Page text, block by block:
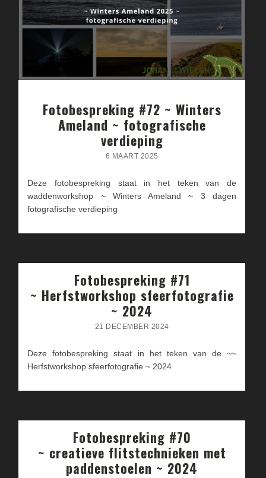
Fotobespreking #72 ~ Winters
Ameland ~ fotografische
verdieping
6 MAART 2025
Deze fotobespreking staat in het teken van de
waddenworkshop ~ Winters Ameland ~ 3 dagen
fotografische verdieping
Fotobespreking #71
~ Herfstworkshop sfeerfotografie
~ 2024
21 DECEMBER 2024
Deze fotobespreking staat in het teken van de ~~
Herfstworkshop sfeerfotografie ~ 2024
Fotobespreking #70
~ creatieve flitstechnieken met
paddenstoelen ~ 2024